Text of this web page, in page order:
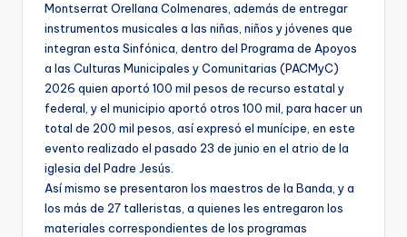
Montserrat Orellana Colmenares, además de entregar
instrumentos musicales a las niñas, niños y jóvenes que
integran esta Sinfónica, dentro del Programa de Apoyos
a las Culturas Municipales y Comunitarias (PACMyC)
2026 quien aportó 100 mil pesos de recurso estatal y
federal, y el municipio aportó otros 100 mil, para hacer un
total de 200 mil pesos, así expresó el munícipe, en este
evento realizado el pasado 23 de junio en el atrio de la
iglesia del Padre Jesús.
Así mismo se presentaron los maestros de la Banda, y a
los más de 27 talleristas, a quienes les entregaron los
materiales correspondientes de los programas